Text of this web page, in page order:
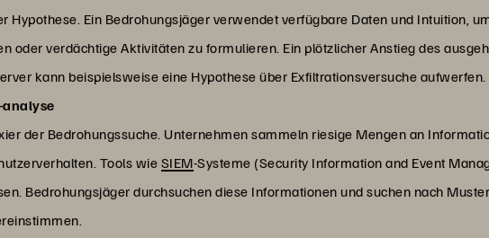
Hypothese. Ein Bedrohungsjäger verwendet verfügbare Daten und Intuition,
oder verdächtige Aktivitäten zu formulieren. Ein plötzlicher Anstieg des
kann beispielsweise eine Hypothese über Exfiltrationsversuche aufwerfen.
der Bedrohungssuche. Unternehmen sammeln riesige Mengen an
Tools wie SIEM-Systeme (Security Information and Event
Bedrohungsjäger durchsuchen diese Informationen und suchen nach